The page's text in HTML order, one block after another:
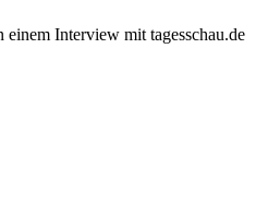
Interview mit tagesschau.de